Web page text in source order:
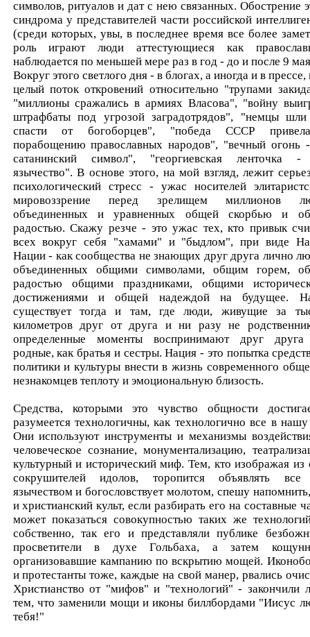
символов, ритуалов и дат с нею связанных. Обострение
синдрома у представителей части российской
(среди которых, увы, в последнее время все более
роль играют люди аттестующиеся как
наблюдается по меньшей мере раз в год - до и после 9
Вокруг этого светлого дня - в блогах, а иногда и в прессе,
целый поток откровений относительно "трупами
"миллионы сражались в армиях Власова", "войну
штрафбаты под угрозой заградотрядов", "немцы
спасти от богоборцев", "победа СССР
порабощению православных народов", "вечный огонь
сатанинский символ", "георгиевская ленточка -
язычество". В основе этого, на мой взгляд, лежит
психологический стресс - ужас носителей
мировоззрение перед зрелищем миллионов
объединенных и уравненных общей скорбью и
радостью. Скажу резче - это ужас тех, кто привык
всех вокруг себя "хамами" и "быдлом", при виде
Нации - как сообщества не знающих друг друга лично
объединенных общими символами, общим горем,
радостью общими праздниками, общими
достижениями и общей надеждой на будущее.
существует тогда и там, где люди, живущие за
километров друг от друга и ни разу не
определенные моменты воспринимают друг друга
родные, как братья и сестры. Нация - это попытка
политики и культуры внести в жизнь современного
незнакомцев теплоту и эмоциональную близость.
Средства, которыми это чувство общности
разумеется технологичны, как технологично все в нашу
Они используют инструменты и механизмы
человеческое сознание, монументализацию,
культурный и исторический миф. Тем, кто изображая из
сокрушителей идолов, торопится объявлять все
язычеством и богословствует молотом, спешу
и христианский культ, если разбирать его на составные
может показаться совокупностью таких же
собственно, так его и представляли публике
просветители в духе Гольбаха, а затем
организовавшие кампанию по вскрытию мощей.
и протестанты тоже, каждые на свой манер, рвались
Христианство от "мифов" и "технологий" - закончили
тем, что заменили мощи и иконы биллбордами "Иисус
тебя!"